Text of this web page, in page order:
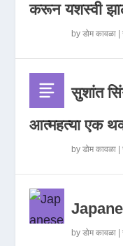
करून यशस्वी
byडोम कावळा |
सुशांत
आत्महत्या एक
byडोम कावळा |
byडोम कावळा |